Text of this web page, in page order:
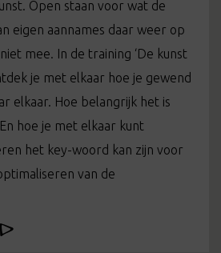
Open staan voor wat de
eigen aannames daar weer op
mee. In de training ‘De kunst
je met elkaar hoe je gewend
elkaar. Hoe belangrijk het is
hoe je met elkaar kunt
het key-woord kan zijn voor
van de